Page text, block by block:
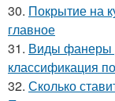
30. Покрытие на
главное
31. Виды фанеры
классификация
32. Сколько